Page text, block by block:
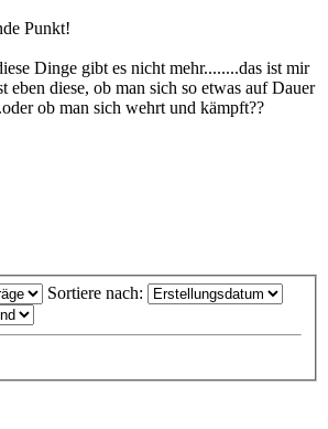
Punkt!
Dinge gibt es nicht mehr........das ist mir
eben diese, ob man sich so etwas auf Dauer
ob man sich wehrt und kämpft??
Sortiere nach: